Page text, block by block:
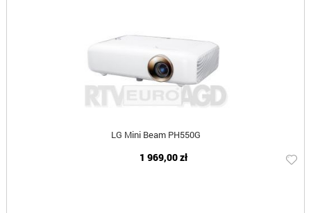
LG Mini Beam PH550G
1 969,00 zł